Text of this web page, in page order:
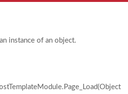
instance of an object.